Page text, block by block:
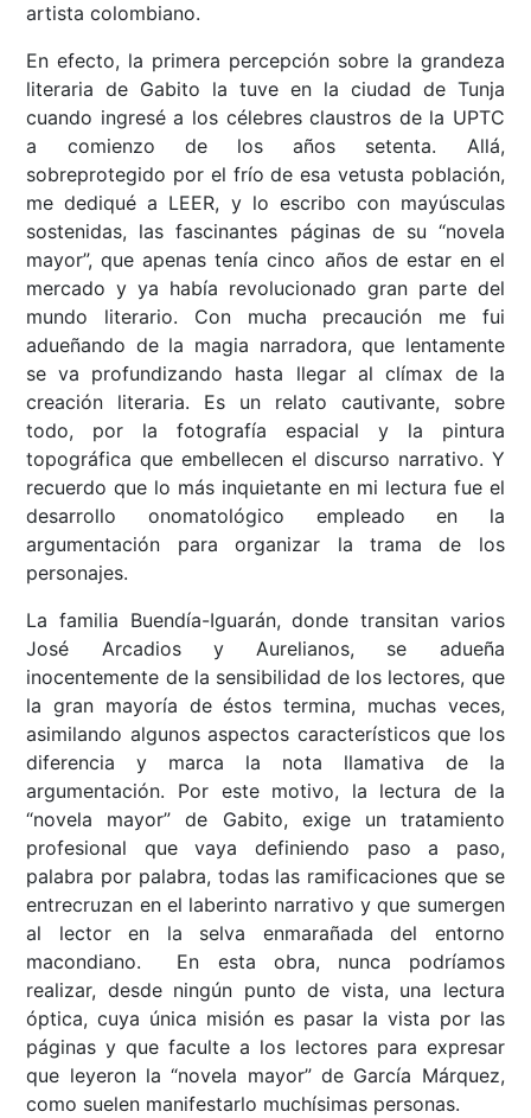
artista colombiano.
En efecto, la primera percepción sobre la grandeza
literaria de Gabito la tuve en la ciudad de Tunja
cuando ingresé a los célebres claustros de la UPTC
a comienzo de los años setenta. Allá,
sobreprotegido por el frío de esa vetusta población,
me dediqué a LEER, y lo escribo con mayúsculas
sostenidas, las fascinantes páginas de su “novela
mayor”, que apenas tenía cinco años de estar en el
mercado y ya había revolucionado gran parte del
mundo literario. Con mucha precaución me fui
adueñando de la magia narradora, que lentamente
se va profundizando hasta llegar al clímax de la
creación literaria. Es un relato cautivante, sobre
todo, por la fotografía espacial y la pintura
topográfica que embellecen el discurso narrativo. Y
recuerdo que lo más inquietante en mi lectura fue el
desarrollo onomatológico empleado en la
argumentación para organizar la trama de los
personajes.
La familia Buendía-Iguarán, donde transitan varios
José Arcadios y Aurelianos, se adueña
inocentemente de la sensibilidad de los lectores, que
la gran mayoría de éstos termina, muchas veces,
asimilando algunos aspectos característicos que los
diferencia y marca la nota llamativa de la
argumentación. Por este motivo, la lectura de la
“novela mayor” de Gabito, exige un tratamiento
profesional que vaya definiendo paso a paso,
palabra por palabra, todas las ramificaciones que se
entrecruzan en el laberinto narrativo y que sumergen
al lector en la selva enmarañada del entorno
macondiano. En esta obra, nunca podríamos
realizar, desde ningún punto de vista, una lectura
óptica, cuya única misión es pasar la vista por las
páginas y que faculte a los lectores para expresar
que leyeron la “novela mayor” de García Márquez,
como suelen manifestarlo muchísimas personas.